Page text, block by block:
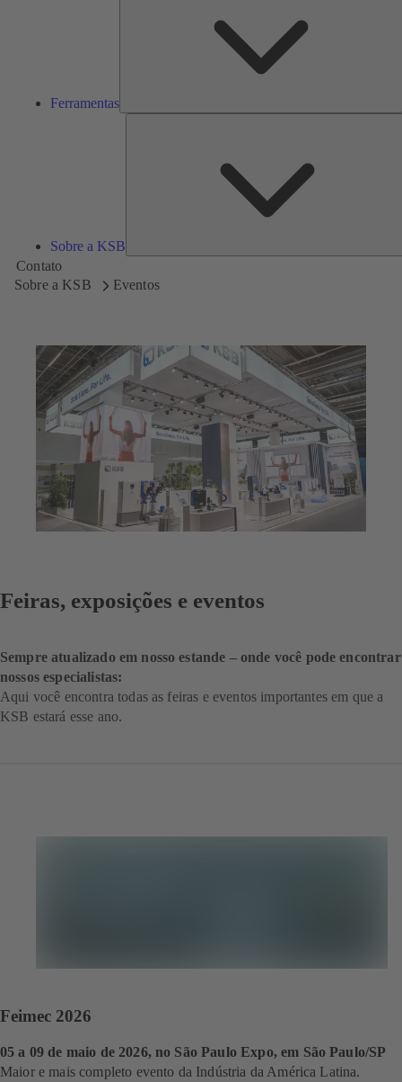
Ferramentas
Sobre a KSB
Contato
Sobre a KSB
Eventos
Feiras, exposições e eventos
Sempre atualizado em nosso estande – onde você pode encontrar
nossos especialistas:
Aqui você encontra todas as feiras e eventos importantes em que a
KSB estará esse ano.
Feimec 2026
05 a 09 de maio de 2026, no São Paulo Expo, em São Paulo/SP
Maior e mais completo evento da Indústria da América Latina.